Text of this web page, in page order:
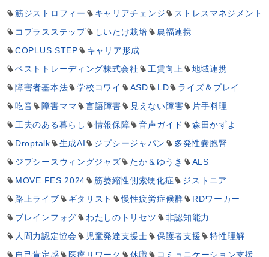
筋ジストロフィー
キャリアチェンジ
ストレスマネジメント
コプラスステップ
しいたけ栽培
農福連携
COPLUS STEP
キャリア形成
ベストトレーディング株式会社
工賃向上
地域連携
障害者基本法
学校コワイ ASD LD
ライズ＆プレイ
吃音
障害ママ 言語障害 見えない障害
片手料理
工夫のある暮らし
情報保障 音声ガイド
森田かずよ
Droptalk
生成AI ジプシージャパン
多発性嚢胞腎
ジプシースウィングジャズ
たか＆ゆうき
ALS
MOVE FES.2024
筋萎縮性側索硬化症
ジストニア
路上ライブ
ギタリスト 慢性疲労症候群
RDワーカー
ブレインフォグ
わたしのトリセツ
非認知能力
人間力認定協会
児童発達支援士 保護者支援
特性理解
自己肯定感
医療リワーク 休職
コミュニケーション支援